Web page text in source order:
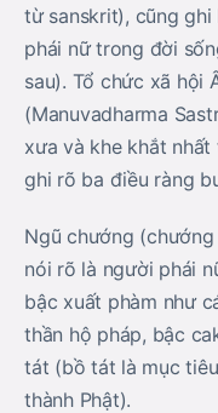
từ sanskrit), cũng
phái nữ trong đời
sau). Tổ chức xã hội
(Manuvadharma
xưa và khe khắt
ghi rõ ba điều ràng
Ngũ chướng
nói rõ là người phái
bậc xuất phàm như
thần hộ pháp, bậc
tát (bồ tát là mục
thành Phật).